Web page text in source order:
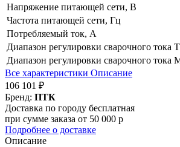
Напряжение питающей сети, В
Частота питающей сети, Гц
Потребляемый ток, А
Диапазон регулировки сварочного тока
Диапазон регулировки сварочного тока
Все характеристики Описание
106 101 ₽
Бренд: ПТК
Доставка по городу бесплатная
при сумме заказа от 50 000 р
Подробнее о доставке
Описание